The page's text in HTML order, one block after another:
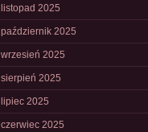
listopad 2025
październik 2025
wrzesień 2025
sierpień 2025
lipiec 2025
czerwiec 2025